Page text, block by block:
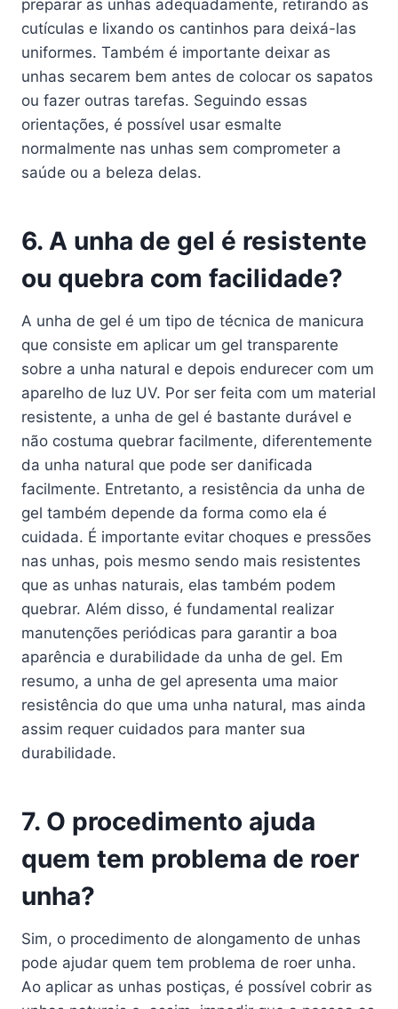
preparar as unhas adequadamente, retirando as
cutículas e lixando os cantinhos para deixá-las
uniformes. Também é importante deixar as
unhas secarem bem antes de colocar os sapatos
ou fazer outras tarefas. Seguindo essas
orientações, é possível usar esmalte
normalmente nas unhas sem comprometer a
saúde ou a beleza delas.
6. A unha de gel é resistente
ou quebra com facilidade?
A unha de gel é um tipo de técnica de manicura
que consiste em aplicar um gel transparente
sobre a unha natural e depois endurecer com um
aparelho de luz UV. Por ser feita com um material
resistente, a unha de gel é bastante durável e
não costuma quebrar facilmente, diferentemente
da unha natural que pode ser danificada
facilmente. Entretanto, a resistência da unha de
gel também depende da forma como ela é
cuidada. É importante evitar choques e pressões
nas unhas, pois mesmo sendo mais resistentes
que as unhas naturais, elas também podem
quebrar. Além disso, é fundamental realizar
manutenções periódicas para garantir a boa
aparência e durabilidade da unha de gel. Em
resumo, a unha de gel apresenta uma maior
resistência do que uma unha natural, mas ainda
assim requer cuidados para manter sua
durabilidade.
7. O procedimento ajuda
quem tem problema de roer
unha?
Sim, o procedimento de alongamento de unhas
pode ajudar quem tem problema de roer unha.
Ao aplicar as unhas postiças, é possível cobrir as